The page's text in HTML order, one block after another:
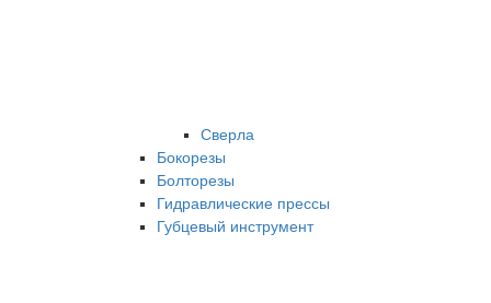
Сверла
Бокорезы
Болторезы
Гидравлические прессы
Губцевый инструмент